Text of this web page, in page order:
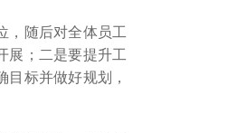
，随后对全体员工
展；二是要提升工
标并做好规划，